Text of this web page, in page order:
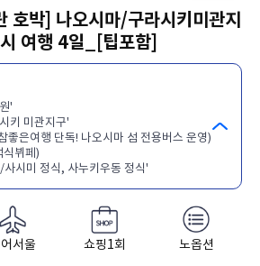
호박] 나오시마/구라시키미관지
여행 4일_[팁포함]
'
키 미관지구'
좋은여행 단독! 나오시마 섬 전용버스 운영)
식뷔페)
시미 정식, 사누키우동 정식'
서울 쇼핑1회 노옵션